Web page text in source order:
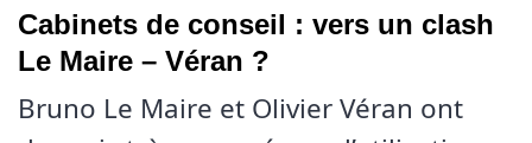
Cabinets de conseil : vers un clash
Le Maire – Véran ?
Bruno Le Maire et Olivier Véran ont